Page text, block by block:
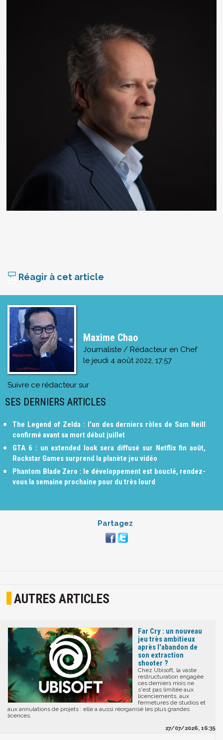
Réagir à cet article
Maxime Chao
Journaliste / Rédacteur en Chef
le jeudi 4 août 2022, 17:57
Suivre ce rédacteur sur
SES DERNIERS ARTICLES
The Legend of Zelda : l'un des derniers rôles de Sam Neill
confirmé avant sa mort début juillet
GTA 6 : un extended look sera diffusé sur Netflix fin août,
Rockstar Games surprend la planète jeu vidéo
Phantom Blade Zero : le développement est bouclé, rendez-
vous la semaine prochaine pour du très lourd
Partagez
AUTRES ARTICLES
Far Cry : un nouveau
jeu très ambitieux
après l'abandon de
son extraction
shooter ?
Chez Ubisoft, la vaste
restructuration engagée
ces derniers mois ne
s'est pas limitée aux
licenciements, aux
fermetures de studios et
aux annulations de projets : elle a aussi réorganisé les plus grandes
licences.
27/07/2026, 16:35